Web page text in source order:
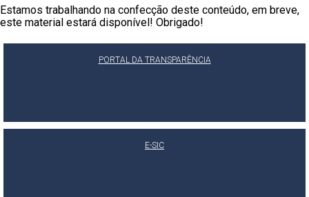
Estamos trabalhando na confecção deste conteúdo, em breve,
este material estará disponível! Obrigado!
PORTAL DA TRANSPARÊNCIA
E-SIC